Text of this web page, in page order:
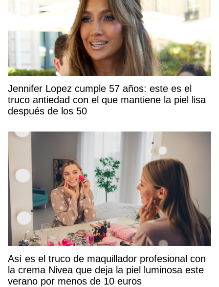
Jennifer Lopez cumple 57 años: este es el
truco antiedad con el que mantiene la piel lisa
después de los 50
Así es el truco de maquillador profesional con
la crema Nivea que deja la piel luminosa este
verano por menos de 10 euros